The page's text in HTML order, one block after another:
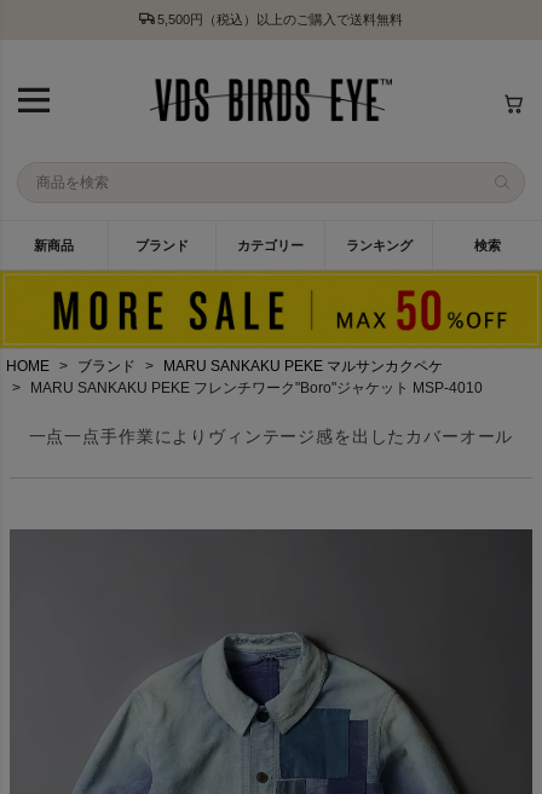
5,500円（税込）以上のご購入で送料無料
新商品 ブランド カテゴリー ランキング 検索
HOME ブランド
MARU SANKAKU PEKE マルサンカクペケ
MARU SANKAKU PEKE フレンチワーク"Boro"ジャケット MSP-4010
一点一点手作業によりヴィンテージ感を出したカバーオール